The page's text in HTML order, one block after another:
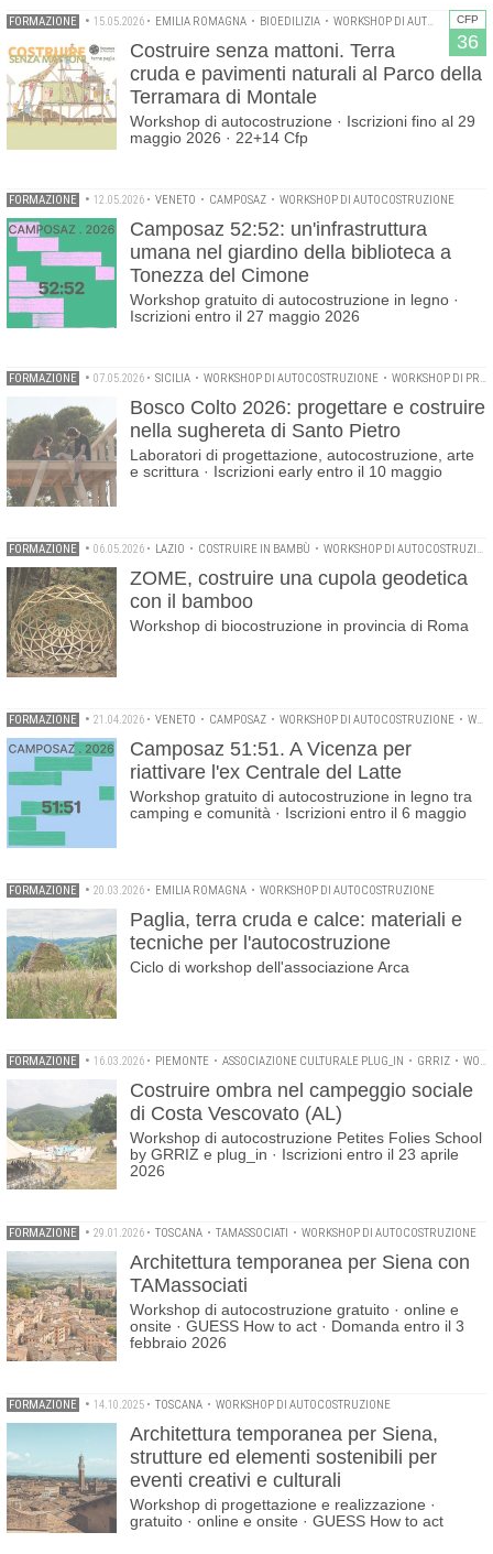
CFP
36
FORMAZIONE • 15.05.2026 • EMILIA ROMAGNA • BIOEDILIZIA • WORKSHOP DI AUTOCOSTRUZIONE
Costruire senza mattoni. Terra
cruda e pavimenti naturali al Parco della
Terramara di Montale
Workshop di autocostruzione · Iscrizioni fino al 29
maggio 2026 · 22+14 Cfp
FORMAZIONE • 12.05.2026 • VENETO • CAMPOSAZ • WORKSHOP DI AUTOCOSTRUZIONE
Camposaz 52:52: un'infrastruttura
umana nel giardino della biblioteca a
Tonezza del Cimone
Workshop gratuito di autocostruzione in legno ·
Iscrizioni entro il 27 maggio 2026
FORMAZIONE • 07.05.2026 • SICILIA • WORKSHOP DI AUTOCOSTRUZIONE • WORKSHOP DI PROGETTAZIONE
Bosco Colto 2026: progettare e costruire
nella sughereta di Santo Pietro
Laboratori di progettazione, autocostruzione, arte
e scrittura · Iscrizioni early entro il 10 maggio
FORMAZIONE • 06.05.2026 • LAZIO • COSTRUIRE IN BAMBÙ • WORKSHOP DI AUTOCOSTRUZIONE
ZOME, costruire una cupola geodetica
con il bamboo
Workshop di biocostruzione in provincia di Roma
FORMAZIONE • 21.04.2026 • VENETO • CAMPOSAZ • WORKSHOP DI AUTOCOSTRUZIONE • WORKSHOP GRATUITI
Camposaz 51:51. A Vicenza per
riattivare l'ex Centrale del Latte
Workshop gratuito di autocostruzione in legno tra
camping e comunità · Iscrizioni entro il 6 maggio
FORMAZIONE • 20.03.2026 • EMILIA ROMAGNA • WORKSHOP DI AUTOCOSTRUZIONE
Paglia, terra cruda e calce: materiali e
tecniche per l'autocostruzione
Ciclo di workshop dell'associazione Arca
FORMAZIONE • 16.03.2026 • PIEMONTE • ASSOCIAZIONE CULTURALE PLUG_IN • GRRIZ • WORKSHOP DI AUTOCOSTRUZIONE
Costruire ombra nel campeggio sociale
di Costa Vescovato (AL)
Workshop di autocostruzione Petites Folies School
by GRRIZ e plug_in · Iscrizioni entro il 23 aprile
2026
FORMAZIONE • 29.01.2026 • TOSCANA • TAMASSOCIATI • WORKSHOP DI AUTOCOSTRUZIONE
Architettura temporanea per Siena con
TAMassociati
Workshop di autocostruzione gratuito · online e
onsite · GUESS How to act · Domanda entro il 3
febbraio 2026
FORMAZIONE • 14.10.2025 • TOSCANA • WORKSHOP DI AUTOCOSTRUZIONE
Architettura temporanea per Siena,
strutture ed elementi sostenibili per
eventi creativi e culturali
Workshop di progettazione e realizzazione ·
gratuito · online e onsite · GUESS How to act